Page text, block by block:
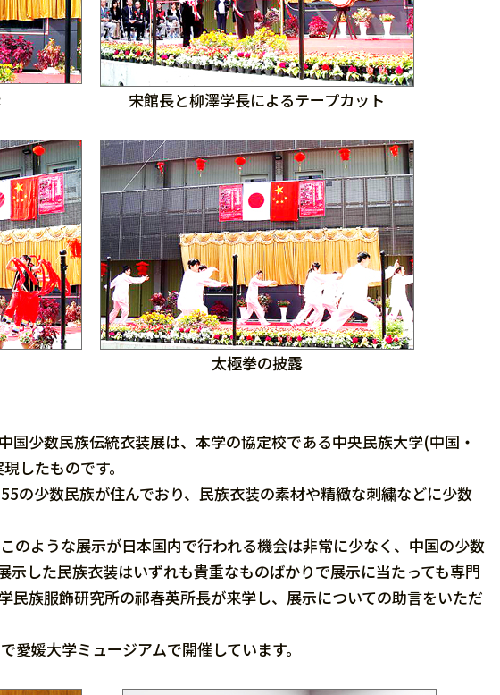
宋館長と柳澤学長によるテープカット
太極拳の披露
少数民族伝統衣装展は、本学の協定校である中央民族大学(中国・
したものです。
の少数民族が住んでおり、民族衣装の素材や精緻な刺繍などに少数
のような展示が日本国内で行われる機会は非常に少なく、中国の少数
した民族衣装はいずれも貴重なものばかりで展示に当たっても専門
民族服飾研究所の祁春英所長が来学し、展示についての助言をいただ
媛大学ミュージアムで開催しています。